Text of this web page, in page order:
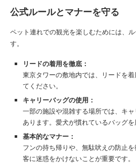
公式ルールとマナーを守る
ペット連れでの観光を楽しむためには、
す。
リードの着用を徹底：
東京タワーの敷地内では、リードを
てください。
キャリーバッグの使用：
一部の施設や混雑する場所では、キ
あります。愛犬が慣れているバッグを
基本的なマナー：
フンの持ち帰りや、無駄吠えの防止
客に迷惑をかけないことが重要です。